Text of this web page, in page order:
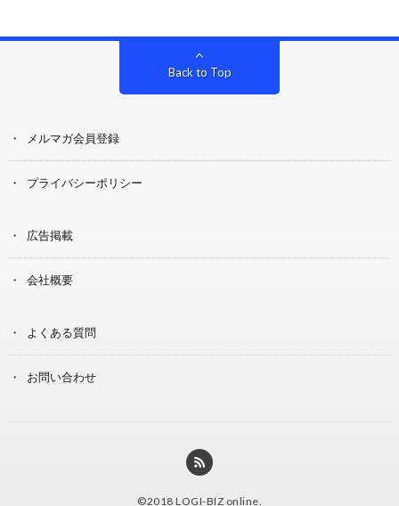
Back to Top
メルマガ会員登録
プライバシーポリシー
広告掲載
会社概要
よくある質問
お問い合わせ
©2018 LOGI-BIZ online